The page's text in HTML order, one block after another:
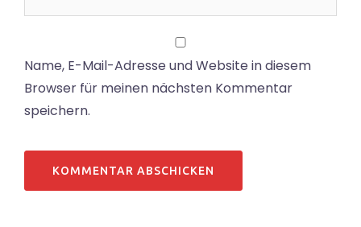
Name, E-Mail-Adresse und Website in diesem
Browser für meinen nächsten Kommentar
speichern.